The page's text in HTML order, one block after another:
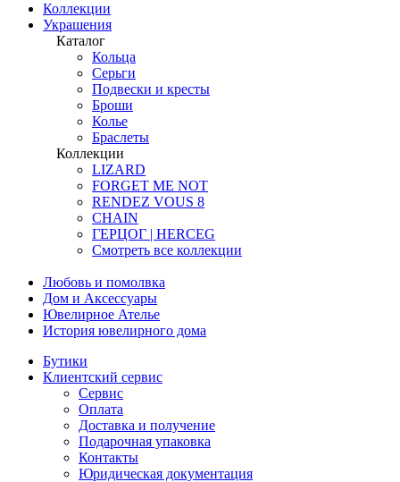
Коллекции
Украшения
Каталог
Кольца
Серьги
Подвески и кресты
Броши
Колье
Браслеты
Коллекции
LIZARD
FORGET ME NOT
RENDEZ VOUS 8
CHAIN
ГЕРЦОГ | HERCEG
Смотреть все коллекции
Любовь и помолвка
Дом и Аксессуары
Ювелирное Ателье
История ювелирного дома
Бутики
Клиентский сервис
Сервис
Оплата
Доставка и получение
Подарочная упаковка
Контакты
Юридическая документация